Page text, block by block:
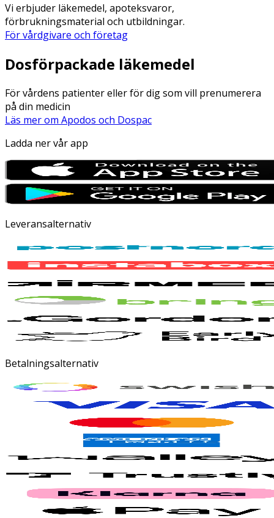
Vi erbjuder läkemedel, apoteksvaror,
förbrukningsmaterial och utbildningar.
För vårdgivare och företag
Dosförpackade läkemedel
För vårdens patienter eller för dig som vill prenumerera
på din medicin
Läs mer om Apodos och Dospac
Ladda ner vår app
Leveransalternativ
Betalningsalternativ